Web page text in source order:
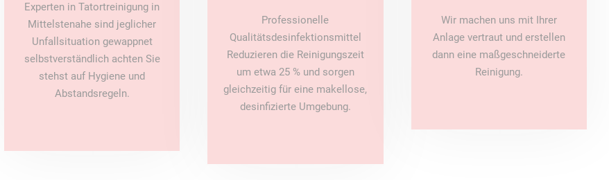
Experten in Tatortreinigung in
Mittelstenahe sind jeglicher
Unfallsituation gewappnet
selbstverständlich achten Sie
stehst auf Hygiene und
Abstandsregeln.
Professionelle
Qualitätsdesinfektionsmittel
Reduzieren die Reinigungszeit
um etwa 25 % und sorgen
gleichzeitig für eine makellose,
desinfizierte Umgebung.
Wir machen uns mit Ihrer
Anlage vertraut und erstellen
dann eine maßgeschneiderte
Reinigung.